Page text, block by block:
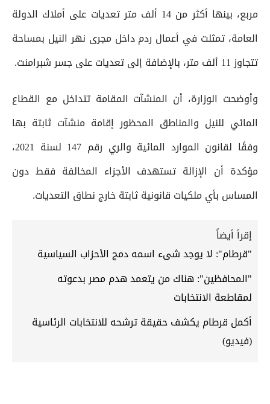
مربع، بينها أكثر من 14 ألف متر تعديات على أملاك الدولة
العامة، تمثلت في أعمال ردم داخل مجرى نهر النيل بمساحة
تتجاوز 11 ألف متر، بالإضافة إلى تعديات على جسر شبرامنت.
وأوضحت الوزارة، أن المنشآت المقامة تتداخل مع القطاع
المائي للنيل والمناطق المحظور إقامة منشآت ثابتة بها
وفقًا لقانون الموارد المائية والري رقم 147 لسنة 2021،
مؤكدة أن الإزالة تستهدف الأجزاء المخالفة فقط دون
المساس بأي ملكيات قانونية ثابتة خارج نطاق التعديات.
إقرأ أيضاً
"قرطام": لا يوجد شىء اسمه دمج الأحزاب السياسية
"المحافظين": هناك من يتعمد هدم مصر بدعوته
لمقاطعة الانتخابات
أكمل قرطام يكشف حقيقة ترشحه للانتخابات الرئاسية
(فيديو)